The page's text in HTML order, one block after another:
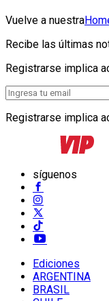
Vuelve a nuestra
Recibe las últimas
Registrarse implica
Registrarse implica
síguenos
Ediciones
ARGENTINA
BRASIL